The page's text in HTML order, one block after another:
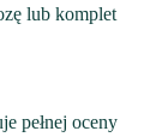
lub komplet
pełnej oceny